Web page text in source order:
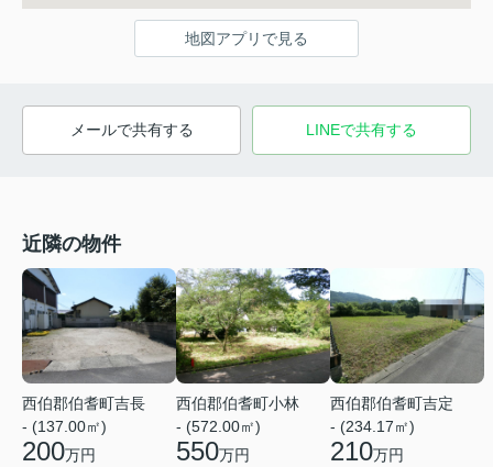
地図アプリで見る
メールで共有する LINEで共有する
近隣の物件
西伯郡伯耆町吉長
- (137.00㎡)
200万円
西伯郡伯耆町小林
- (572.00㎡)
550万円
西伯郡伯耆町吉定
- (234.17㎡)
210万円